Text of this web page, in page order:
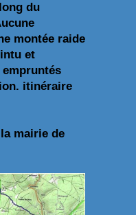
du
montée raide
et
itinéraire
mairie de